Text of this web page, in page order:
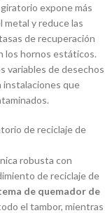
expone más
metal y reduce las
de recuperación
los hornos estáticos.
variables de desechos
instalaciones que
de reciclaje de
robusta con
de reciclaje de
de quemador de
el tambor, mientras